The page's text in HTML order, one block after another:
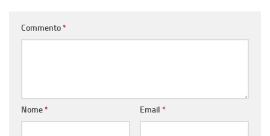
Commento*
Nome* Email *